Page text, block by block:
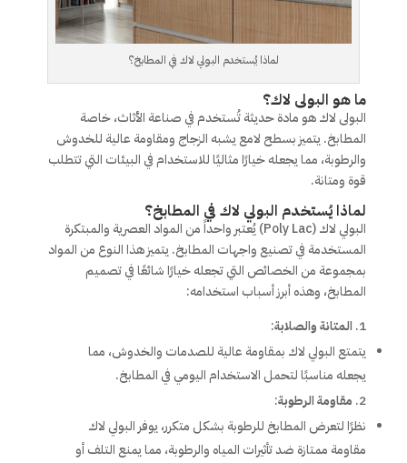
لماذا يُستخدم البولي لاك في المطابخ؟
ما هو البولى لاك؟
البولى لاك هو مادة حديثة تُستخدم في صناعة الأثاث، خاصة
المطابخ. يتميز بسطح لامع يشبه الزجاج ومقاومة عالية للخدوش
والرطوبة، مما يجعله خيارًا مثاليًا للاستخدام في البيئات التي تتطلب
قوة ومتانة.
لماذا يُستخدم البولي لاك في المطابخ؟
البولي لاك (Poly Lac) يُعتبر واحداً من المواد العصرية والمبتكرة
المستخدمة في تصنيع واجهات المطابخ. يتميز هذا النوع من المواد
بمجموعة من الخصائص التي تجعله خيارًا شائعًا في تصميم
المطابخ، وهذه أبرز أسباب استخدامه:
المتانة والصلابة:
يتمتع البولي لاك بمقاومة عالية للصدمات والخدوش، مما
يجعله مناسبًا لتحمل الاستخدام اليومي في المطابخ.
مقاومة الرطوبة:
نظرًا لتعرض المطابخ للرطوبة بشكل متكرر، يوفر البولي لاك
مقاومة ممتازة ضد تأثيرات المياه والرطوبة، مما يمنع التلف أو